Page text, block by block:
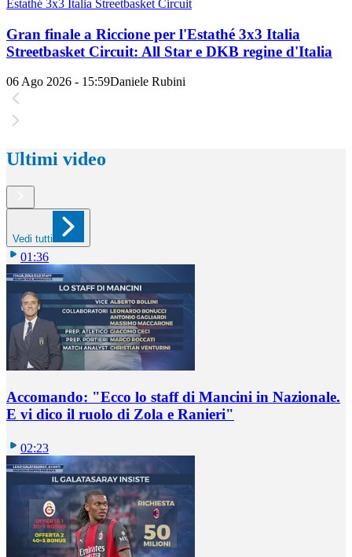
Estathé 3x3 Italia Streetbasket Circuit
Gran finale a Riccione per l'Estathé 3x3 Italia
Streetbasket Circuit: All Star e DKB regine d'Italia
06 Ago 2026 - 15:59Daniele Rubini
Ultimi video
Vedi tutti
01:36
Accomando: "Ecco lo staff di Mancini in Nazionale.
E vi dico il ruolo di Zola e Ranieri"
02:23